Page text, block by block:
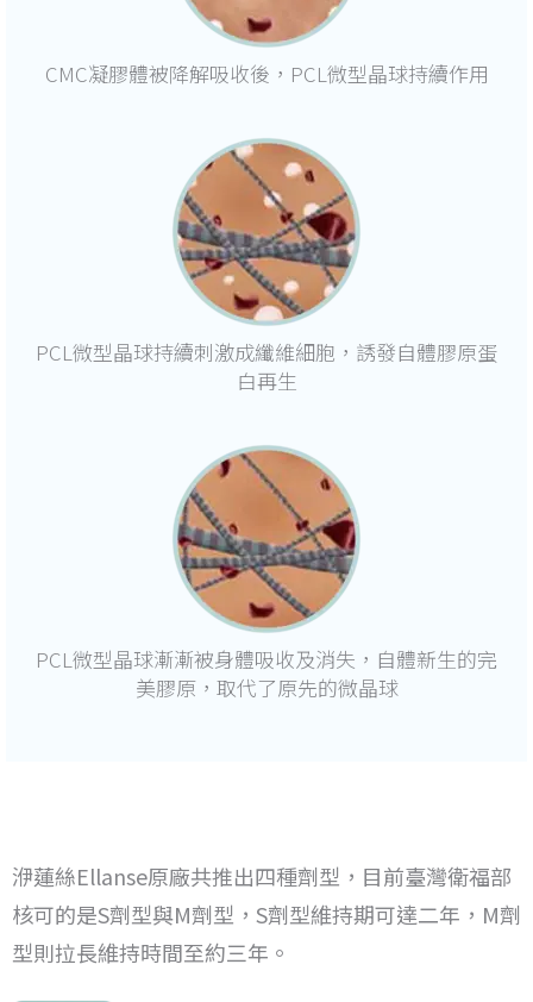
CMC凝膠體被降解吸收後，PCL微型晶球持續作用
PCL微型晶球持續刺激成纖維細胞，誘發自體膠原蛋
白再生
PCL微型晶球漸漸被身體吸收及消失，自體新生的完
美膠原，取代了原先的微晶球
洢蓮絲Ellanse原廠共推出四種劑型，目前臺灣衛福部
核可的是S劑型與M劑型，S劑型維持期可達二年，M劑
型則拉長維持時間至約三年。